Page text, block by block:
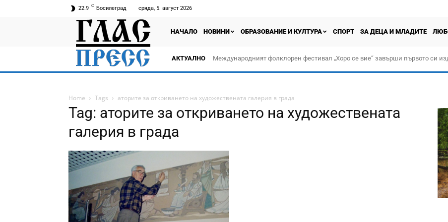
22.9 C Босилеград сряда, 5. август 2026
НАЧАЛО НОВИНИ ОБРАЗОВАНИЕ И КУЛТУРА СПОРТ ЗА ДЕЦА И МЛАДИТЕ
АКТУАЛНО Международният фолклорен фестивал „Хоро се вие“ завърши първото си
Home Tags аторите за откриването на художествената галерия в града
Tag: аторите за откриването на художествената
галерия в града